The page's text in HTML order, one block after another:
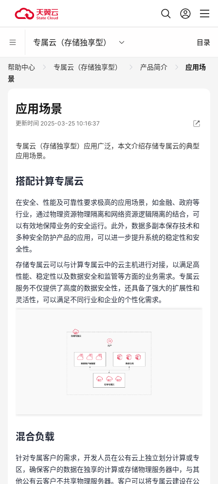
专属云（存储独享型） 目录
帮助中心 专属云（存储独享型） 产品简介
应用场
景
应用场景
更新时间 2025-03-25 10:16:37
专属云（存储独享型）应用广泛，本文介绍存储专属云的典型
应用场景。
搭配计算专属云
在安全、性能及可靠性要求极高的应用场景，如金融、政府等
行业，通过物理资源物理隔离和网络资源逻辑隔离的结合，可
以有效地保障业务的安全运行。此外，数据多副本保存技术和
多种安全防护产品的应用，可以进一步提升系统的稳定性和安
全性。
存储专属云可以与计算专属云中的云主机进行对接，以满足高
性能、稳定性以及数据安全和监管等方面的业务需求。专属云
服务不仅提供了高度的数据安全性，还具备了强大的扩展性和
灵活性，可以满足不同行业和企业的个性化需求。
混合负载
针对专属客户的需求，开发人员在公有云上独立划分计算或专
区，确保客户的数据在独享的计算或存储物理服务器中，与其
他公有云客户不共享物理服务器。客户可以将专属云建设在公